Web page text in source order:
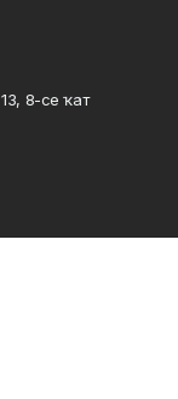
8-се ҡат